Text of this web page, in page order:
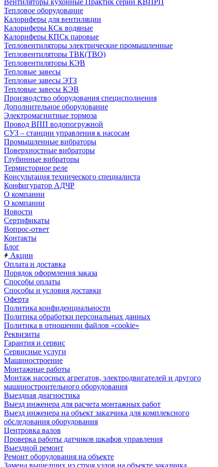
Вентиляторы кухонные Практик серии КВПРП
Тепловое оборудование
Калориферы для вентиляции
Калориферы КСк водяные
Калориферы КПСк паровые
Тепловентиляторы электрические промышленные
Тепловентиляторы ТВК(ТВО)
Тепловентиляторы КЭВ
Тепловые завесы
Тепловые завесы ЭТЗ
Тепловые завесы КЭВ
Производство оборудования специсполнения
Дополнительное оборудование
Электромагнитные тормоза
Провод ВПП водопогружной
СУЗ – станции управления к насосам
Промышленные вибраторы
Поверхностные вибраторы
Глубинные вибраторы
Термисторное реле
Консультация технического специалиста
Конфигуратор АДЧР
О компании
О компании
Новости
Сертификаты
Вопрос-ответ
Контакты
Блог
Акции
Оплата и доставка
Порядок оформления заказа
Способы оплаты
Способы и условия доставки
Оферта
Политика конфиденциальности
Политика обработки персональных данных
Политика в отношении файлов «cookie»
Реквизиты
Гарантия и сервис
Сервисные услуги
Машиностроение
Монтажные работы
Монтаж насосных агрегатов, электродвигателей и другого
машиностроительного оборудования
Выездная диагностика
Выезд инженера для расчета монтажных работ
Выезд инженера на объект заказчика для комплексного
обследования оборудования
Центровка валов
Проверка работы датчиков шкафов управления
Выездной ремонт
Ремонт оборудования на объекте
Замена вышедших из строя узлов на объекте заказчика